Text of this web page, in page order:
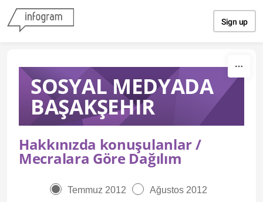
Sign up
SOSYAL MEDYADA
BAŞAKŞEHIR
Hakkınızda konuşulanlar /
Mecralara Göre Dağılım
Temmuz 2012 Ağustos 2012